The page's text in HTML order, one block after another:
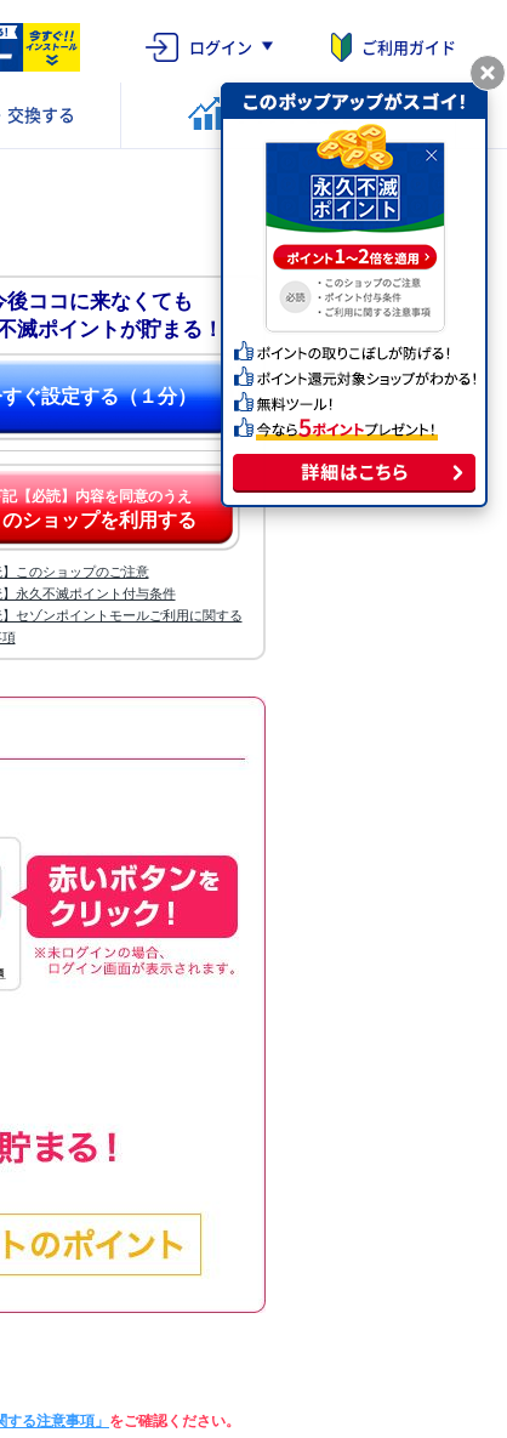
ログイン ご利用ガイド
交換する ポイントを運用する
後ココに来なくても
滅ポイントが貯まる！
ぐ設定する（１分）
【必読】内容を同意のうえ
のショップを利用する
】このショップのご注意
】永久不滅ポイント付与条件
】セゾンポイントモールご利用に関する
する注意事項」 をご確認ください。